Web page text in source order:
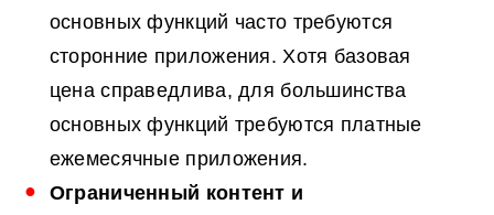
основных функций часто требуются
сторонние приложения. Хотя базовая
цена справедлива, для большинства
основных функций требуются платные
ежемесячные приложения.
Ограниченный контент и